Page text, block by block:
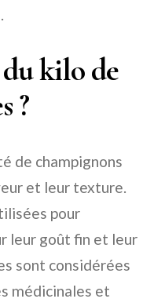
kilo de
?
de champignons
et leur texture.
pour
leur goût fin et leur
sont considérées
médicinales et